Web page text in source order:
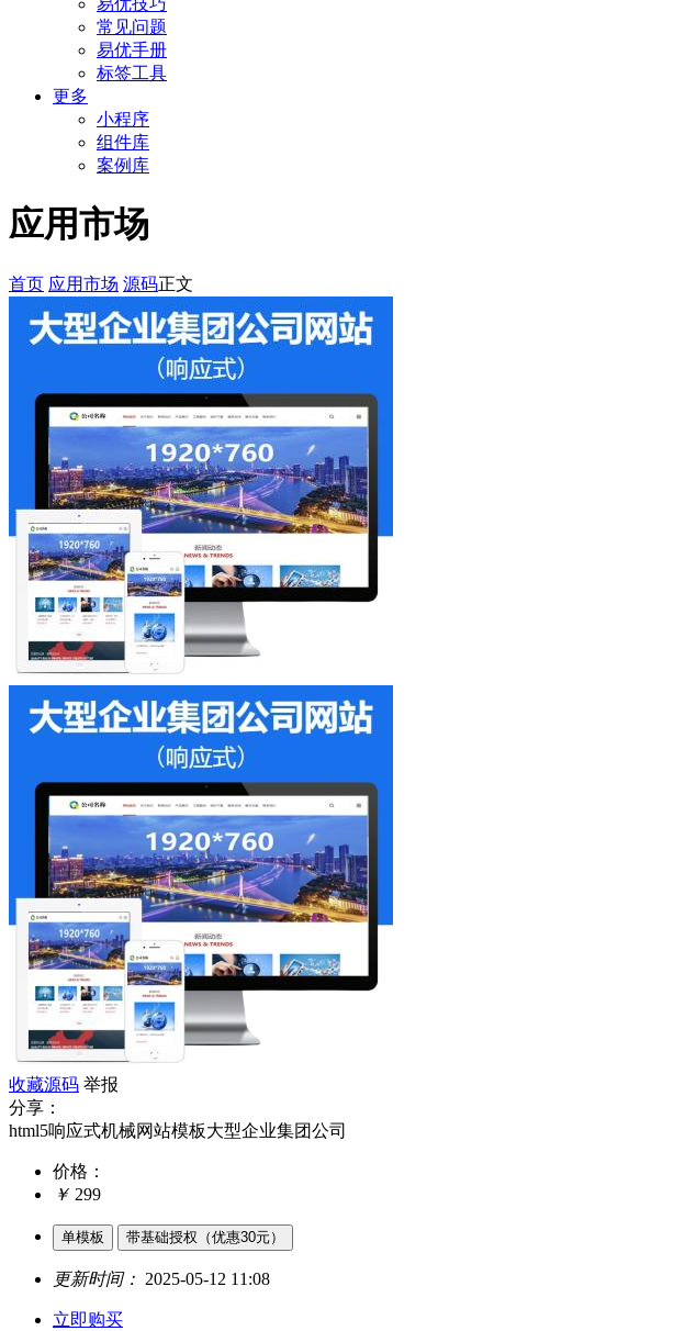
易优技巧
常见问题
易优手册
标签工具
更多
小程序
组件库
案例库
应用市场
首页 应用市场 源码正文
收藏源码 举报
分享：
html5响应式机械网站模板大型企业集团公司
价格：
￥ 299
单模板 带基础授权（优惠30元）
更新时间： 2025-05-12 11:08
立即购买